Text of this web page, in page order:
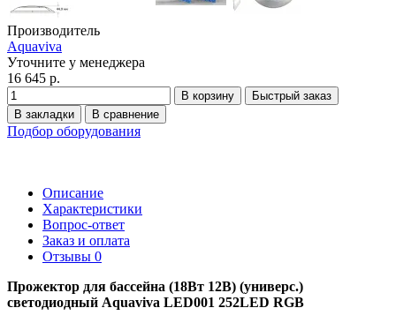
Производитель
Aquaviva
Уточните у менеджера
16 645 р.
В корзину
Быстрый заказ
В закладки
В сравнение
Подбор оборудования
Описание
Характеристики
Вопрос-ответ
Заказ и оплата
Отзывы 0
Прожектор для бассейна (18Вт 12В) (универс.)
светодиодный Aquaviva LED001 252LED RGB